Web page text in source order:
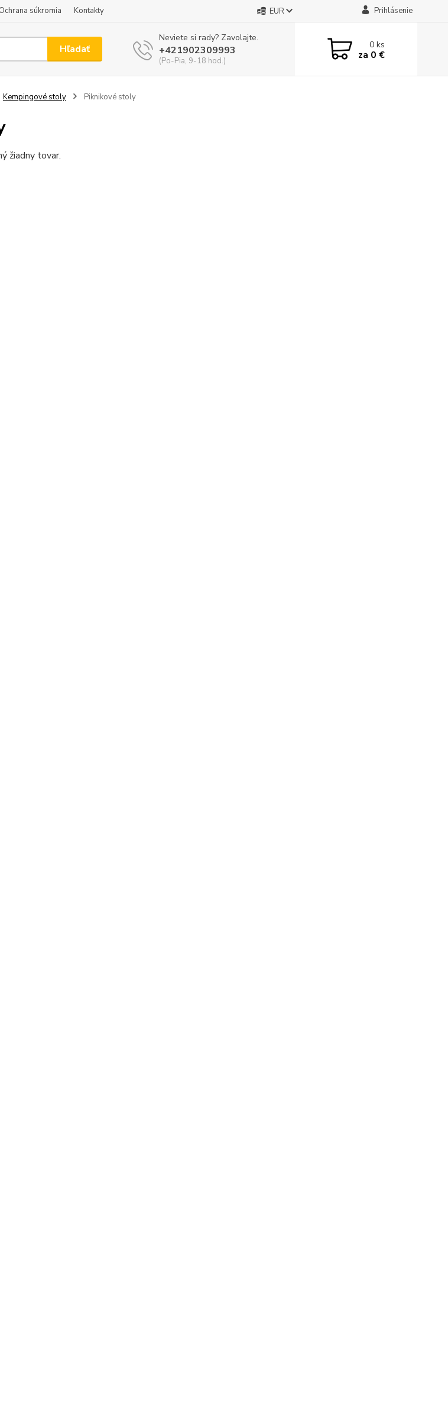
Ochrana súkromia Kontakty EUR Prihlásenie
Hľadať
Neviete si rady? Zavolajte.
+421902309993
(Po-Pia, 9-18 hod.)
0ks
za 0 €
Kempingové stoly Piknikové stoly
žiadny tovar.